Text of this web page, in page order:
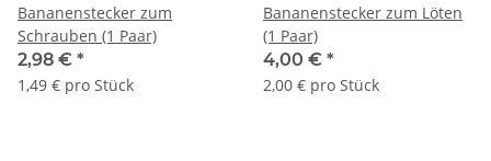
Bananenstecker zum
Schrauben (1 Paar)
2,98 € *
1,49 € pro Stück
Bananenstecker zum Löten
(1 Paar)
4,00 € *
2,00 € pro Stück